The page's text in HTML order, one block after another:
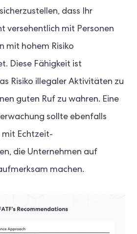
dass Ihr
versehentlich mit Personen
mit hohem Risiko
Diese Fähigkeit ist
Risiko illegaler Aktivitäten zu
guten Ruf zu wahren. Eine
sollte ebenfalls
mit Echtzeit-
die Unternehmen auf
machen.